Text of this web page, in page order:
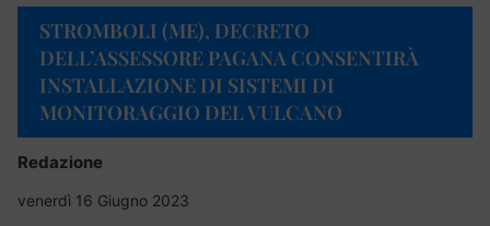
STROMBOLI (ME), DECRETO
DELL’ASSESSORE PAGANA CONSENTIRÀ
INSTALLAZIONE DI SISTEMI DI
MONITORAGGIO DEL VULCANO
Redazione
venerdì 16 Giugno 2023